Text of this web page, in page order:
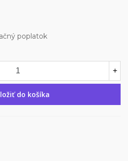
poplatok
+
do košíka